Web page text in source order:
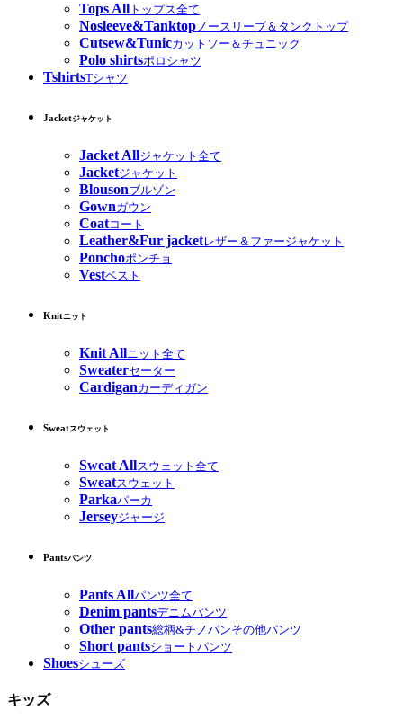
Tops All トップス全て
Nosleeve&Tanktopノースリーブ＆タンクトップ
Cutsew&Tunicカットソー＆チュニック
Polo shirtsポロシャツ
TshirtsTシャツ
Jacketジャケット
Jacket Allジャケット全て
Jacketジャケット
Blousonブルゾン
Gownガウン
Coatコート
Leather&Fur jacketレザー＆ファージャケット
Ponchoポンチョ
Vestベスト
Knitニット
Knit Allニット全て
Sweaterセーター
Cardiganカーディガン
Sweatスウェット
Sweat Allスウェット全て
Sweatスウェット
Parkaパーカ
Jerseyジャージ
Pantsパンツ
Pants Allパンツ全て
Denim pantsデニムパンツ
Other pants総柄&チノパンその他パンツ
Short pantsショートパンツ
Shoesシューズ
キッズ